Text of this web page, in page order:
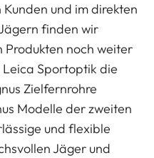
und im direkten
finden wir
Produkten noch weiter
Sportoptik die
Zielfernrohre
Modelle der zweiten
und flexible
Jäger und